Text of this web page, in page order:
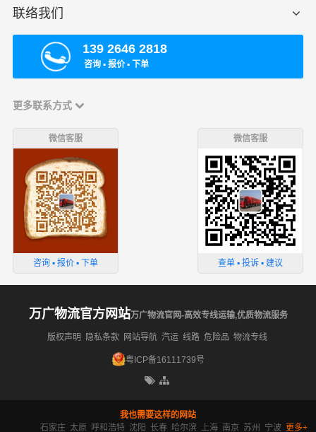
联络我们
139 2646 2818
咨询 ▪ 报价 ▪ 下单
更多联系方式
微信客服
咨询 ▪ 报价 ▪ 下单
微信客服
查单 ▪ 投诉 ▪ 建议
万广物流官方网站万广物流官网-高效专线运输,优质物流服务
版权声明 隐私条款 网站导航 汽运 线路 危险品 物流专线
粤ICP备16111739号
我也需要这样的网站
石家庄 太原 呼和浩特 沈阳 长春 哈尔滨 上海 南京 苏州 宁波 更多+